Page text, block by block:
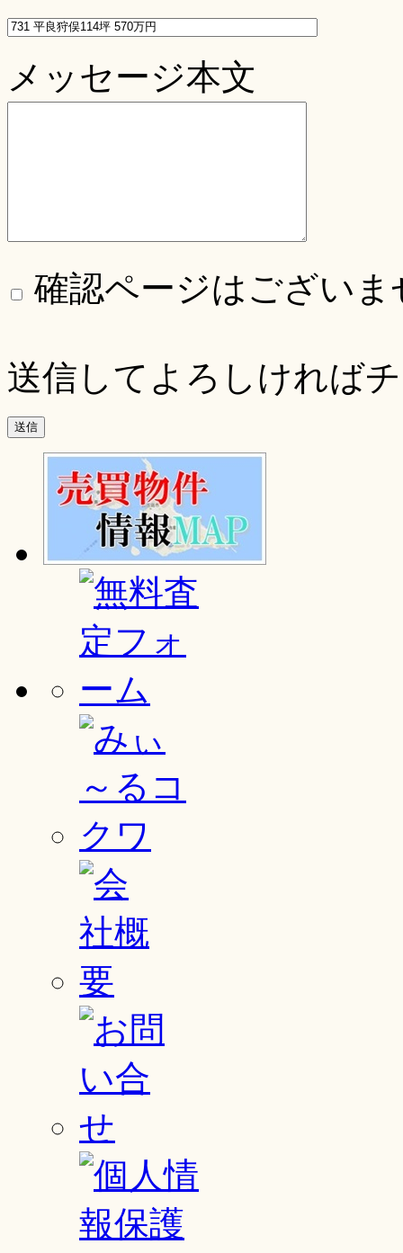
メッセージ本文
確認ページはございま
送信してよろしければ